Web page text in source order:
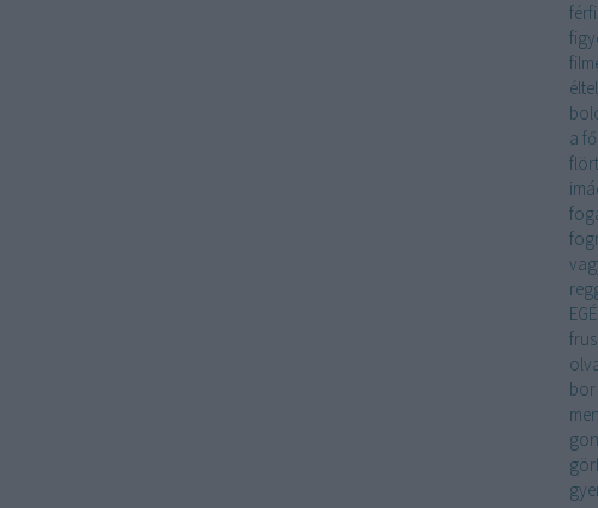
férfi
éltel
a
bor